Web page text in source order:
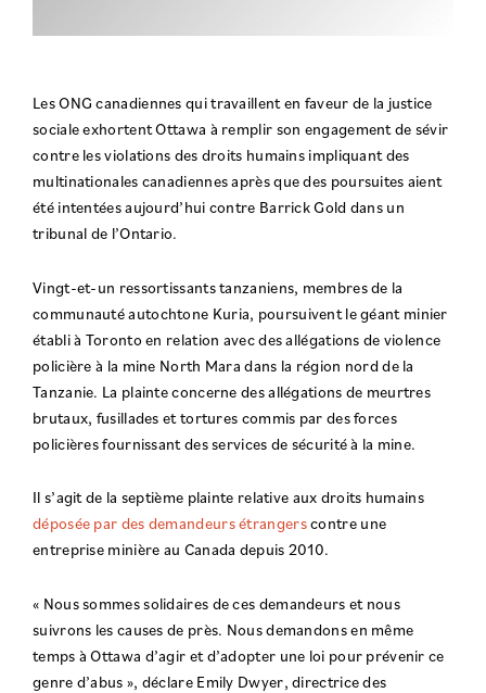
Les ONG canadiennes qui travaillent en faveur de la justice
sociale exhortent Ottawa à remplir son engagement de sévir
contre les violations des droits humains impliquant des
multinationales canadiennes après que des poursuites aient
été intentées aujourd’hui contre Barrick Gold dans un
tribunal de l’Ontario.
Vingt-et-un ressortissants tanzaniens, membres de la
communauté autochtone Kuria, poursuivent le géant minier
établi à Toronto en relation avec des allégations de violence
policière à la mine North Mara dans la région nord de la
Tanzanie. La plainte concerne des allégations de meurtres
brutaux, fusillades et tortures commis par des forces
policières fournissant des services de sécurité à la mine.
Il s’agit de la septième plainte relative aux droits humains
déposée par des demandeurs étrangerscontre une
entreprise minière au Canada depuis 2010.
« Nous sommes solidaires de ces demandeurs et nous
suivrons les causes de près. Nous demandons en même
temps à Ottawa d’agir et d’adopter une loi pour prévenir ce
genre d’abus », déclare Emily Dwyer, directrice des